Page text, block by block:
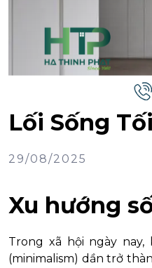
Lối Sống
29/08/2025
Xu hướng
Trong xã hội ngày
(minimalism) dần trở